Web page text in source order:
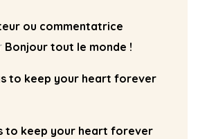
ou commentatrice
Bonjour tout le monde !
to keep your heart forever
to keep your heart forever